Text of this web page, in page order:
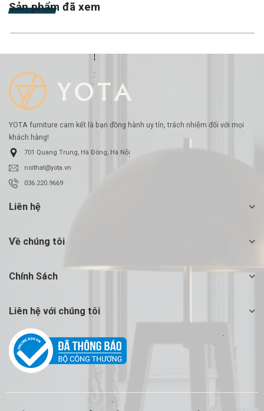
Sản phẩm đã xem
YOTA furniture cam kết là bạn đồng hành uy tín, trách nhiệm đối với mọi
khách hàng!
701 Quang Trung, Hà Đông, Hà Nội
noithat@yota.vn
036.220.9669
Liên hệ
Về chúng tôi
Chính Sách
Liên hệ với chúng tôi